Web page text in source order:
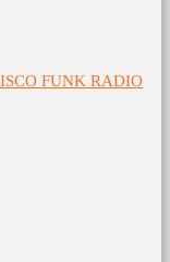
FUNK RADIO